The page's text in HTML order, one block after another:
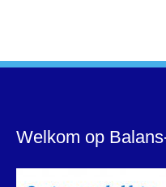
Welkom op